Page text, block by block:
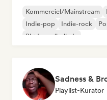
Kommerciel/Mainstream
Indie-pop
Indie-rock
Blød pop/ballade
Sadness &
Playlist-Kurator